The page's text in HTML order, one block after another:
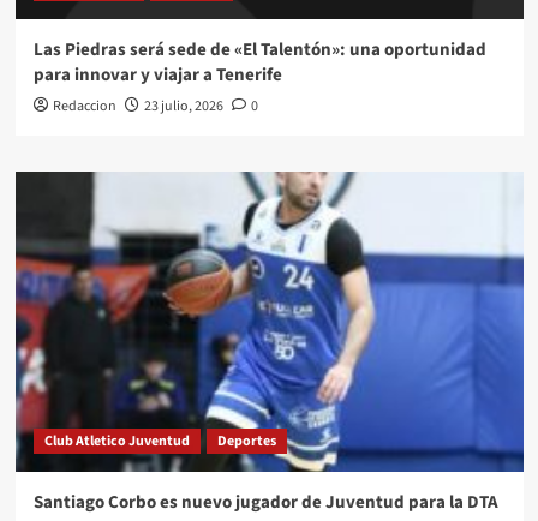
Las Piedras será sede de «El Talentón»: una oportunidad
para innovar y viajar a Tenerife
Redaccion 23 julio, 2026 0
Club Atletico Juventud Deportes
Santiago Corbo es nuevo jugador de Juventud para la DTA